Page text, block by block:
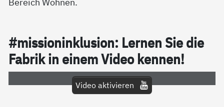
#mis­sion­in­k­lu­si­on: Ler­nen Sie die
Fa­brik in ei­nem Vi­deo ken­nen!
Video aktivieren